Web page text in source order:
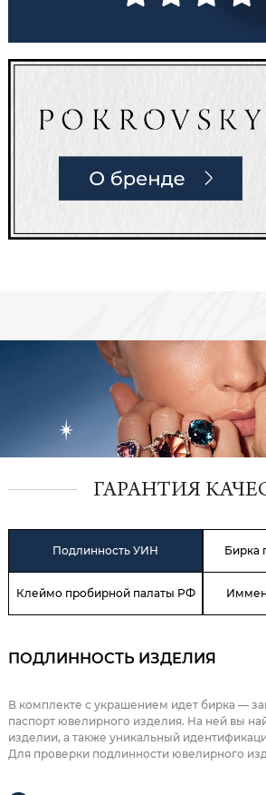
ГАРАНТИЯ
Подлинность УИН Бирка
Клеймо пробирной палаты РФ
ПОДЛИННОСТЬ ИЗДЕЛИЯ
В комплекте с украшением идет бирка —
паспорт ювелирного изделия. На ней вы
изделии, а также уникальный
Для проверки подлинности ювелирного